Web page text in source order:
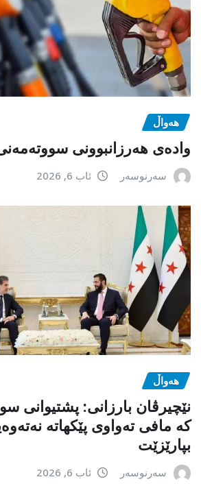
هەواڵ
وادەی هەرزانبوونی
سەرنوسەر ئاب 6, 2026
هەواڵ
نێچیرڤان بارزانی: پشتیوانی
کە مافی تەواوی پێکهاتە
بپارێزێت
سەرنوسەر ئاب 6, 2026